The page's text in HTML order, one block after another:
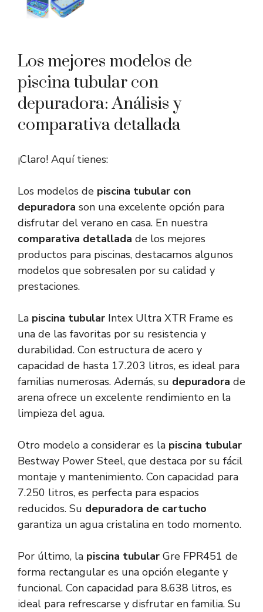
Los mejores modelos de
piscina tubular con
depuradora: Análisis y
comparativa detallada
¡Claro! Aquí tienes:
Los modelos de piscina tubular con
depuradora son una excelente opción para
disfrutar del verano en casa. En nuestra
comparativa detallada de los mejores
productos para piscinas, destacamos algunos
modelos que sobresalen por su calidad y
prestaciones.
La piscina tubular Intex Ultra XTR Frame es
una de las favoritas por su resistencia y
durabilidad. Con estructura de acero y
capacidad de hasta 17.203 litros, es ideal para
familias numerosas. Además, su depuradora de
arena ofrece un excelente rendimiento en la
limpieza del agua.
Otro modelo a considerar es la piscina tubular
Bestway Power Steel, que destaca por su fácil
montaje y mantenimiento. Con capacidad para
7.250 litros, es perfecta para espacios
reducidos. Su depuradora de cartucho
garantiza un agua cristalina en todo momento.
Por último, la piscina tubular Gre FPR451 de
forma rectangular es una opción elegante y
funcional. Con capacidad para 8.638 litros, es
ideal para refrescarse y disfrutar en familia. Su